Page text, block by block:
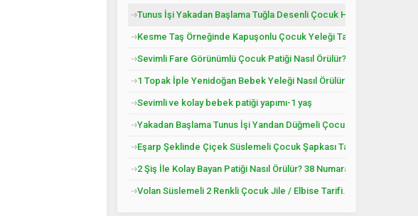
Tunus İşi Yakadan Başlama Tuğla Desenli Çocuk Hırkası Tarifi.
Kesme Taş Örneğinde Kapuşonlu Çocuk Yeleği Tarifi. 3 .4 Yaş
Sevimli Fare Görünümlü Çocuk Patiği Nasıl Örülür? Yenidoğan
1 Topak İple Yenidoğan Bebek Yeleği Nasıl Örülür?
Sevimli ve kolay bebek patiği yapımı-1 yaş
Yakadan Başlama Tunus İşi Yandan Düğmeli Çocuk Yeleği Tarifi. 2
Eşarp Şeklinde Çiçek Süslemeli Çocuk Şapkası Tarifi. 3. 4 Yaş
2 Şiş İle Kolay Bayan Patiği Nasıl Örülür? 38 Numara
Volan Süslemeli 2 Renkli Çocuk Jile / Elbise Tarifi. 2 .3 Yaş